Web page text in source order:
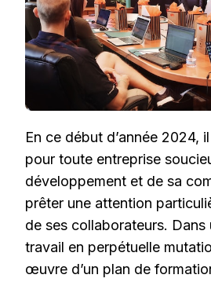
En ce début d’année 2024,
pour toute entreprise
développement et de sa
prêter une attention
de ses collaborateurs. Dans
travail en perpétuelle
œuvre d’un plan de